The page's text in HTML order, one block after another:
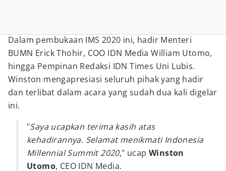
Dalam pembukaan IMS 2020 ini, hadir Menteri
BUMN Erick Thohir, COO IDN Media William Utomo,
hingga Pempinan Redaksi IDN Times Uni Lubis.
Winston mengapresiasi seluruh pihak yang hadir
dan terlibat dalam acara yang sudah dua kali digelar
ini.
"Saya ucapkan terima kasih atas
kehadirannya. Selamat menikmati Indonesia
Millennial Summit 2020," ucapWinston
Utomo, CEO IDN Media.